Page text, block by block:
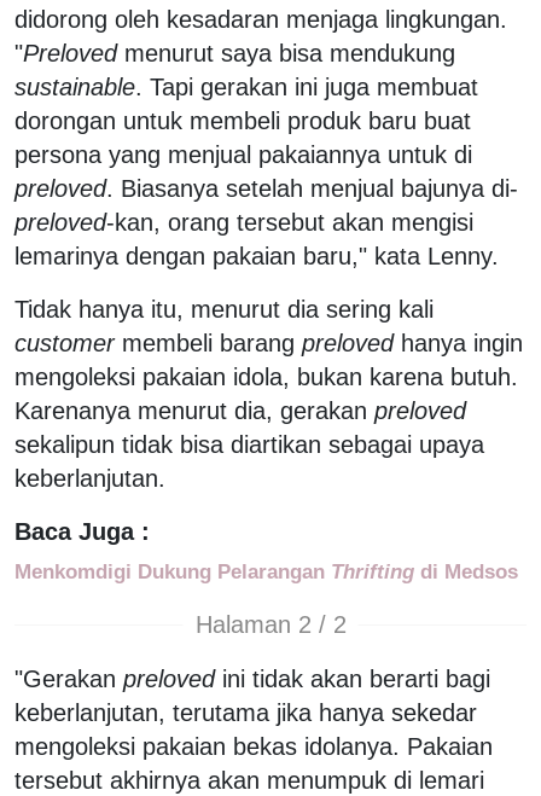
didorong oleh kesadaran menjaga lingkungan.
"Prelovedmenurut saya bisa mendukung
sustainable. Tapi gerakan ini juga membuat
dorongan untuk membeli produk baru buat
persona yang menjual pakaiannya untuk di
preloved. Biasanya setelah menjual bajunya di-
preloved-kan, orang tersebut akan mengisi
lemarinya dengan pakaian baru," kata Lenny.
Tidak hanya itu, menurut dia sering kali
customermembeli barang prelovedhanya ingin
mengoleksi pakaian idola, bukan karena butuh.
Karenanya menurut dia, gerakan preloved
sekalipun tidak bisa diartikan sebagai upaya
keberlanjutan.
Baca Juga :
Menkomdigi Dukung Pelarangan Thrifting di Medsos
Halaman 2 / 2
"Gerakan prelovedini tidak akan berarti bagi
keberlanjutan, terutama jika hanya sekedar
mengoleksi pakaian bekas idolanya. Pakaian
tersebut akhirnya akan menumpuk di lemari